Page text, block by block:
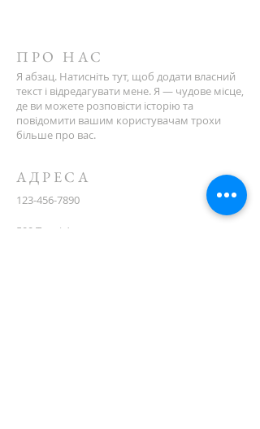
ПРО НАС
Я абзац. Натисніть тут, щоб додати власний
текст і відредагувати мене. Я — чудове місце,
де ви можете розповісти історію та
повідомити вашим користувачам трохи
більше про вас.
АДРЕСА
123-456-7890
500 Террі Франсуа вул